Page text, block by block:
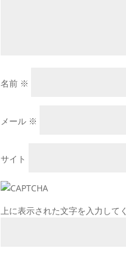
名前 ※
メール ※
サイト
上に表示された文字を入力して